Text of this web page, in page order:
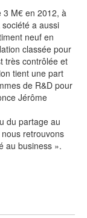
3 M€ en 2012, à
a aussi
neuf en
classée pour
très contrôlée et
tient une part
de R&D pour
Jérôme
du partage au
retrouvons
au business ».